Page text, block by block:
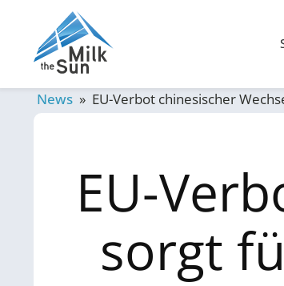
News » EU-Verbot chinesischer
EU-
sorgt